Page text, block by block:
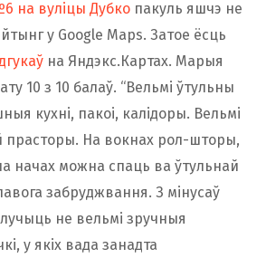
на вуліцы Дубко пакуль яшчэ не
у Google Maps. Затое ёсць
на Яндэкс.Картах. Марыя
10 з 10 балаў. “Вельмі ўтульны
кухні, пакоі, калідоры. Вельмі
прасторы. На вокнах рол-шторы,
начах можна спаць ва ўтульнай
забруджвання. З мінусаў
не вельмі зручныя
у якіх вада занадта